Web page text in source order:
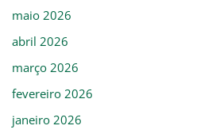
maio 2026
abril 2026
março 2026
fevereiro 2026
janeiro 2026